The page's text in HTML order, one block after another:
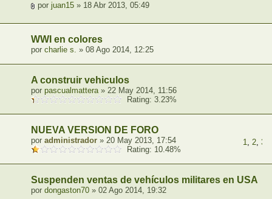
por juan15 » 18 Abr 2013, 05:49
WWI en colores
por charlie s. » 08 Ago 2014, 12:25
A construir vehiculos
por pascualmattera» 22 May 2014, 11:56
Rating: 3.23%
NUEVA VERSION DE FORO
1, 2, 3
por administrador » 20 May 2013, 17:54
Rating: 10.48%
Suspenden ventas de vehículos militares en USA
por dongaston70 » 02 Ago 2014, 19:32